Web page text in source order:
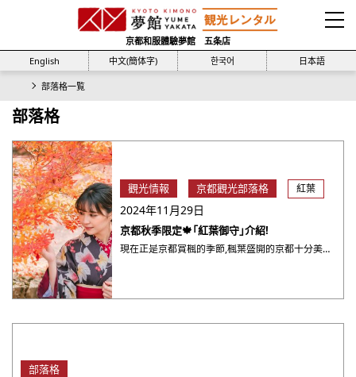
京都和服體驗夢館 五条店
English
中文(簡体字) 한국어 日本語
部落格一覧
部落格
觀光情報 京都觀光部落格 紅葉
2024年11月29日
京都秋季限定🍁「紅葉御守」介紹!
現在正是京都賞楓的季節,楓葉盛開的京都十分美麗。其實,京都的寺院還會授予秋季限定的「紅葉御守」,非常精緻可愛,大家也千萬不要錯過哦! 接下來就為大家介紹一下各種紅葉御守吧!
部落格